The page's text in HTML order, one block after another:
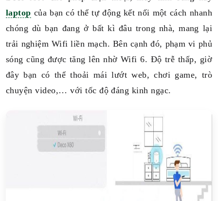
laptop của bạn có thể tự động kết nối một cách nhanh
chóng dù bạn đang ở bất kì đâu trong nhà, mang lại
trải nghiệm Wifi liền mạch. Bên cạnh đó, phạm vi phủ
sóng cũng được tăng lên nhờ Wifi 6. Độ trễ thấp, giờ
đây bạn có thể thoải mái lướt web, chơi game, trò
chuyện video,… với tốc độ đáng kinh ngạc.